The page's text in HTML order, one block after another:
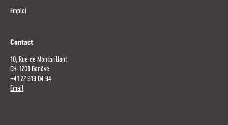
Emploi
Contact
10, Rue de Montbrillant
CH-1201 Genève
+41 22 919 04 94
Email